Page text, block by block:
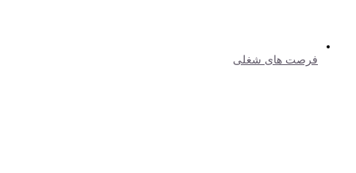
فرصت های شغلی